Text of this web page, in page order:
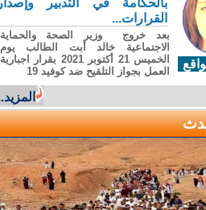
بالحكامة في التدبير وإصدار
القرارات...
بعد خروج وزير الصحة والحماية
الاجتماعية خالد أبت الطالب يوم
الخميس 21 أكتوبر 2021 بقرار اجبارية
العمل بجواز التلقيح ضد كوفيد 19
المزيد...